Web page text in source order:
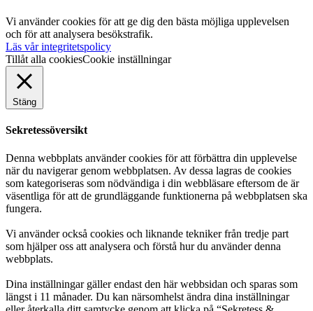
Vi använder cookies för att ge dig den bästa möjliga upplevelsen
och för att analysera besökstrafik.
Läs vår integritetspolicy
Tillåt alla cookiesCookie inställningar
Stäng
Sekretessöversikt
Denna webbplats använder cookies för att förbättra din upplevelse
när du navigerar genom webbplatsen. Av dessa lagras de cookies
som kategoriseras som nödvändiga i din webbläsare eftersom de är
väsentliga för att de grundläggande funktionerna på webbplatsen ska
fungera.
Vi använder också cookies och liknande tekniker från tredje part
som hjälper oss att analysera och förstå hur du använder denna
webbplats.
Dina inställningar gäller endast den här webbsidan och sparas som
längst i 11 månader. Du kan närsomhelst ändra dina inställningar